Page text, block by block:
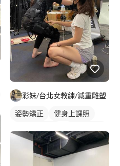
彩妹/台北女教練/減重雕塑
姿勢矯正
健身上課照
健身課程